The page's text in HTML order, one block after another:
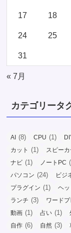
17 18
24 25
31
« 7月
カテゴリータ
AI (8) CPU (1)
カット (1) スピーカ
ナビ (1) ノートPC
パソコン (24) ビジ
プラグイン (1) ヘッ
ランチ (3) ワード
動画 (1) 占い (1)
自作 (6) 自然 (3)